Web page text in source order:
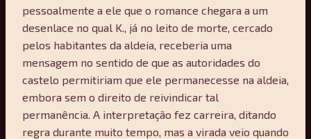
pessoalmente a ele que o romance chegara a um
desenlace no qual K., já no leito de morte, cercado
pelos habitantes da aldeia, receberia uma
mensagem no sentido de que as autoridades do
castelo permitiriam que ele permanecesse na aldeia,
embora sem o direito de reivindicar tal
permanência. A interpretação fez carreira, ditando
regra durante muito tempo, mas a virada veio quando